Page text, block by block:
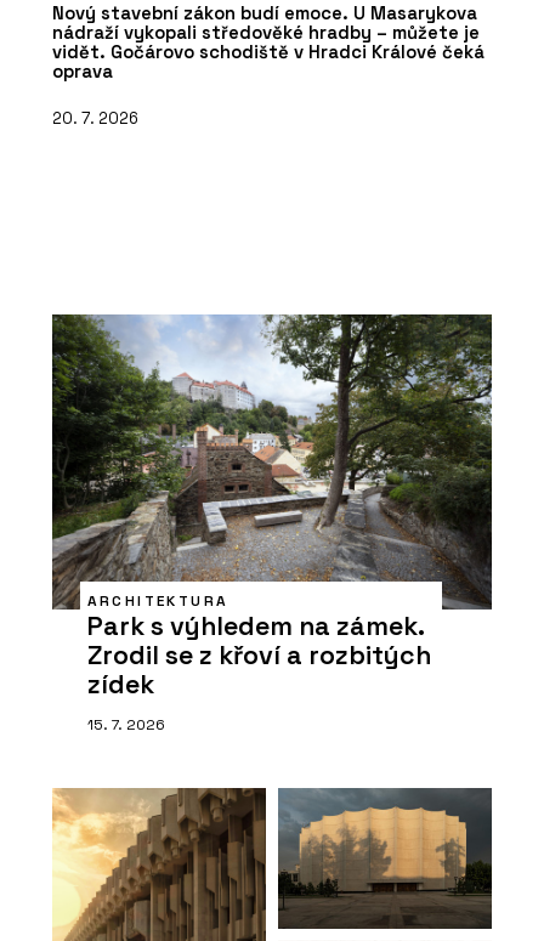
Nový stavební zákon budí emoce. U Masarykova
nádraží vykopali středověké hradby – můžete je
vidět. Gočárovo schodiště v Hradci Králové čeká
oprava
20. 7. 2026
ARCHITEKTURA
Park s výhledem na zámek.
Zrodil se z křoví a rozbitých
zídek
15. 7. 2026